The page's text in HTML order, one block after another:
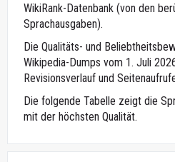
WikiRank-Datenbank (von den
Sprachausgaben).
Die Qualitäts- und
Wikipedia-Dumps vom 1. Juli
Revisionsverlauf und
Die folgende Tabelle zeigt die
mit der höchsten Qualität.